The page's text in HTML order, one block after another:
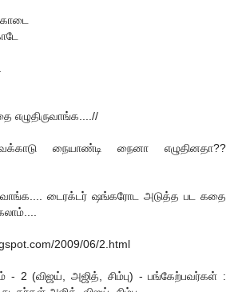
எழுதிருவாங்க....//
நையாண்டி நைனா எழுதின‌தா??
டைரக்டர் ஷங்கரோட அடுத்த பட கதை
2009/06/2.html
- 2 (விஜய், அஜித், சிம்பு) - பங்கேற்பவர்கள் :